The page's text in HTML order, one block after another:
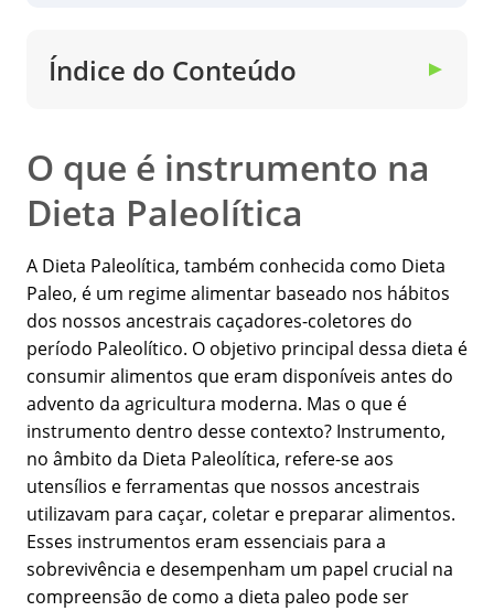
Índice do Conteúdo ▼
O que é instrumento na
Dieta Paleolítica
A Dieta Paleolítica, também conhecida como Dieta
Paleo, é um regime alimentar baseado nos hábitos
dos nossos ancestrais caçadores-coletores do
período Paleolítico. O objetivo principal dessa dieta é
consumir alimentos que eram disponíveis antes do
advento da agricultura moderna. Mas o que é
instrumento dentro desse contexto? Instrumento,
no âmbito da Dieta Paleolítica, refere-se aos
utensílios e ferramentas que nossos ancestrais
utilizavam para caçar, coletar e preparar alimentos.
Esses instrumentos eram essenciais para a
sobrevivência e desempenham um papel crucial na
compreensão de como a dieta paleo pode ser